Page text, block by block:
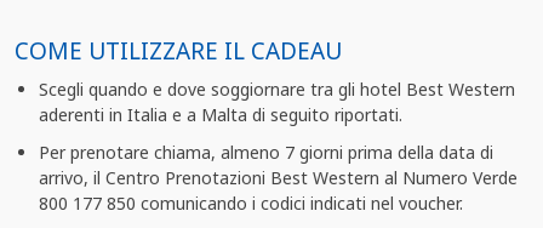
COME UTILIZZARE IL CADEAU
Scegli quando e dove soggiornare tra gli hotel Best Western
aderenti in Italia e a Malta di seguito riportati.
Per prenotare chiama, almeno 7 giorni prima della data di
arrivo, il Centro Prenotazioni Best Western al Numero Verde
800 177 850 comunicando i codici indicati nel voucher.